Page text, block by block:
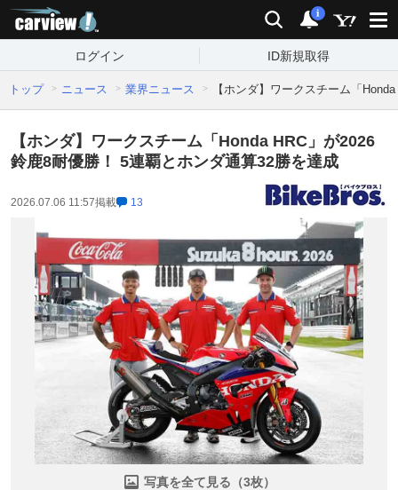
検索 通知
i
ログイン ID新規取得
トップ ニュース 業界ニュース 【ホンダ】ワークスチーム「
【ホンダ】ワークスチーム「Honda HRC」が2026
鈴鹿8耐優勝！ 5連覇とホンダ通算32勝を達成
2026.07.06 11:57掲載 13
写真を全て見る（3枚）